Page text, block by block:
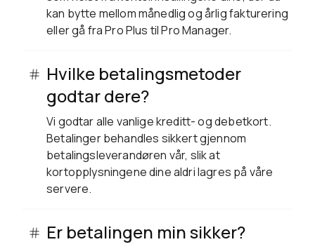
kan bytte mellom månedlig og årlig fakturering
eller gå fra Pro Plus til Pro Manager.
Hvilke betalingsmetoder
godtar dere?
Vi godtar alle vanlige kreditt- og debetkort.
Betalinger behandles sikkert gjennom
betalingsleverandøren vår, slik at
kortopplysningene dine aldri lagres på våre
servere.
Er betalingen min sikker?